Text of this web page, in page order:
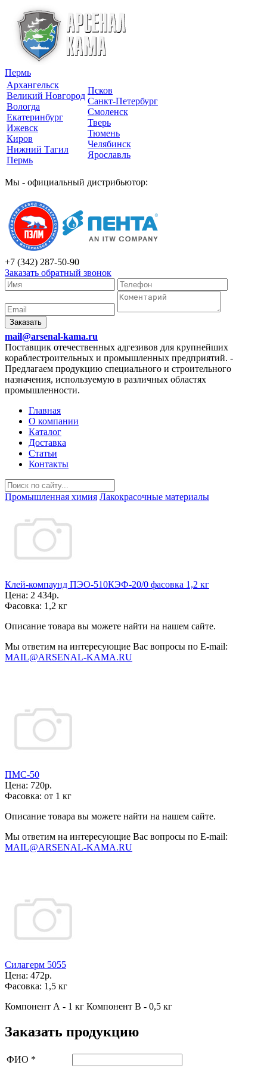
Пермь
Архангельск
Великий Новгород
Вологда
Екатеринбург
Ижевск
Киров
Нижний Тагил
Пермь
Псков
Санкт-Петербург
Смоленск
Тверь
Тюмень
Челябинск
Ярославль
Мы - официальный дистрибьютор:
+7 (342) 287-50-90
Заказать обратный звонок
Заказать
mail@arsenal-kama.ru
Поставщик отечественных адгезивов для крупнейших
кораблестроительных и промышленных предприятий. -
Предлагаем продукцию специального и строительного
назначения, используемую в различных областях
промышленности.
Главная
О компании
Каталог
Доставка
Статьи
Контакты
Промышленная химия Лакокрасочные материалы
Клей-компаунд ПЭО-510КЭФ-20/0 фасовка 1,2 кг
Цена: 2 434р.
Фасовка: 1,2 кг
Описание товара вы можете найти на нашем сайте.
Мы ответим на интересующие Вас вопросы по E-mail:
MAIL@ARSENAL-KAMA.RU
ПМС-50
Цена: 720р.
Фасовка: от 1 кг
Описание товара вы можете найти на нашем сайте.
Мы ответим на интересующие Вас вопросы по E-mail:
MAIL@ARSENAL-KAMA.RU
Силагерм 5055
Цена: 472р.
Фасовка: 1,5 кг
Компонент А - 1 кг Компонент В - 0,5 кг
Заказать продукцию
ФИО *